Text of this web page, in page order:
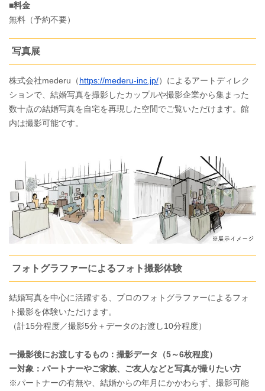
■料金
無料（予約不要）
写真展
株式会社mederu（https://mederu-inc.jp/）によるアートディレク
ションで、結婚写真を撮影したカップルや撮影企業から集まった
数十点の結婚写真を自宅を再現した空間でご覧いただけます。館
内は撮影可能です。
フォトグラファーによるフォト撮影体験
結婚写真を中心に活躍する、プロのフォトグラファーによるフォ
ト撮影を体験いただけます。
（計15分程度／撮影5分＋データのお渡し10分程度）
ー撮影後にお渡しするもの：撮影データ（5～6枚程度）
ー対象：パートナーやご家族、ご友人などと写真が撮りたい方
※パートナーの有無や、結婚からの年月にかかわらず、撮影可能